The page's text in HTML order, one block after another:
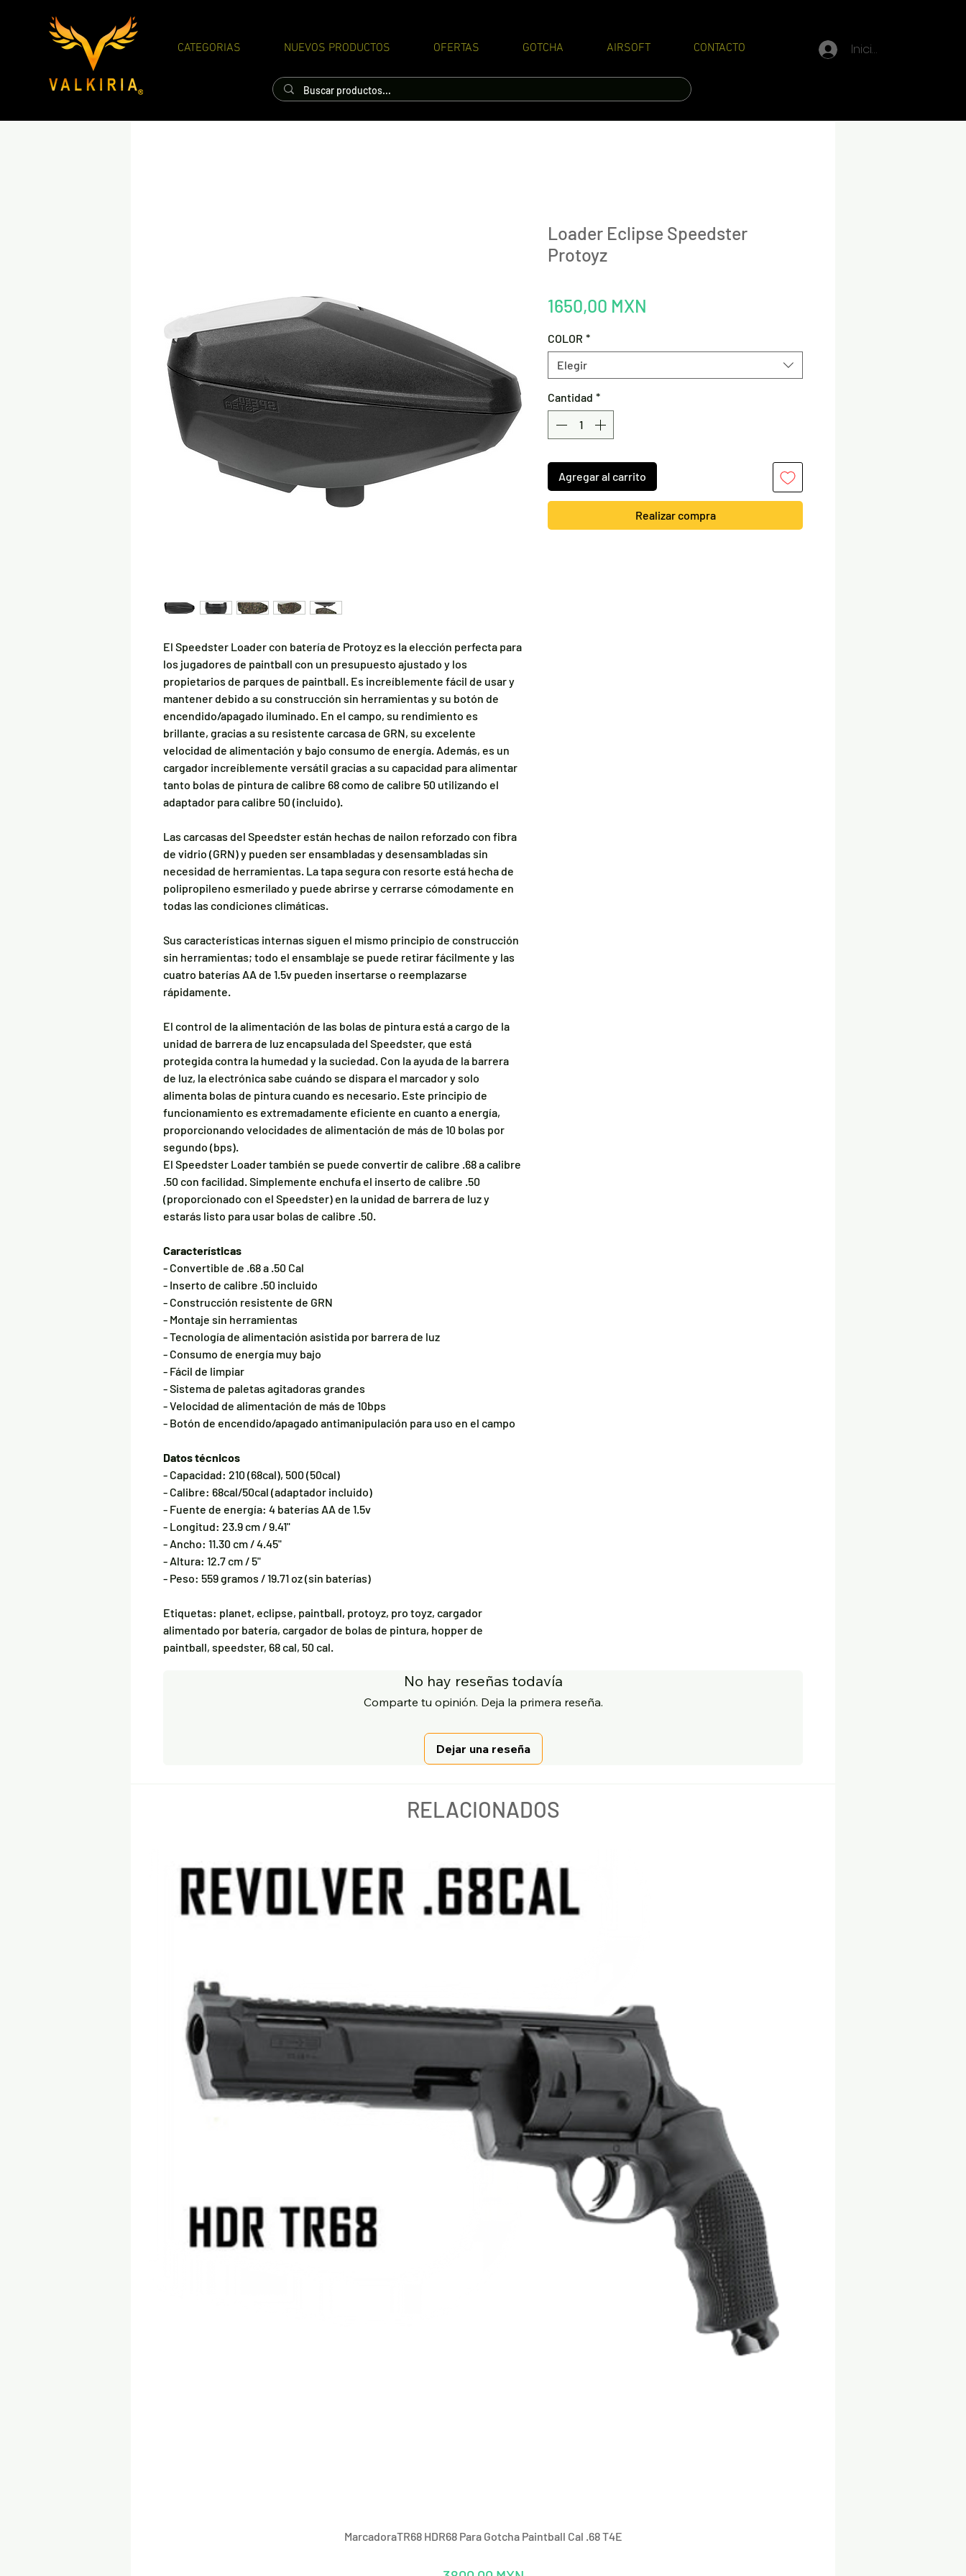
CATEGORIAS NUEVOS PRODUCTOS OFERTAS GOTCHA AIRSOFT CONTACTO Iniciar sesión
El Speedster Loader con batería de Protoyz es la elección perfecta para
los jugadores de paintball con un presupuesto ajustado y los
propietarios de parques de paintball. Es increíblemente fácil de usar y
mantener debido a su construcción sin herramientas y su botón de
encendido/apagado iluminado. En el campo, su rendimiento es
brillante, gracias a su resistente carcasa de GRN, su excelente
velocidad de alimentación y bajo consumo de energía. Además, es un
cargador increíblemente versátil gracias a su capacidad para alimentar
tanto bolas de pintura de calibre 68 como de calibre 50 utilizando el
adaptador para calibre 50 (incluido).
Las carcasas del Speedster están hechas de nailon reforzado con fibra
de vidrio (GRN) y pueden ser ensambladas y desensambladas sin
necesidad de herramientas. La tapa segura con resorte está hecha de
polipropileno esmerilado y puede abrirse y cerrarse cómodamente en
todas las condiciones climáticas.
Sus características internas siguen el mismo principio de construcción
sin herramientas; todo el ensamblaje se puede retirar fácilmente y las
cuatro baterías AA de 1.5v pueden insertarse o reemplazarse
rápidamente.
El control de la alimentación de las bolas de pintura está a cargo de la
unidad de barrera de luz encapsulada del Speedster, que está
protegida contra la humedad y la suciedad. Con la ayuda de la barrera
de luz, la electrónica sabe cuándo se dispara el marcador y solo
alimenta bolas de pintura cuando es necesario. Este principio de
funcionamiento es extremadamente eficiente en cuanto a energía,
proporcionando velocidades de alimentación de más de 10 bolas por
segundo (bps).
El Speedster Loader también se puede convertir de calibre .68 a calibre
.50 con facilidad. Simplemente enchufa el inserto de calibre .50
(proporcionado con el Speedster) en la unidad de barrera de luz y
estarás listo para usar bolas de calibre .50.
Características
- Convertible de .68 a .50 Cal
- Inserto de calibre .50 incluido
- Construcción resistente de GRN
- Montaje sin herramientas
- Tecnología de alimentación asistida por barrera de luz
- Consumo de energía muy bajo
- Fácil de limpiar
- Sistema de paletas agitadoras grandes
- Velocidad de alimentación de más de 10bps
- Botón de encendido/apagado antimanipulación para uso en el campo
Datos técnicos
- Capacidad: 210 (68cal), 500 (50cal)
- Calibre: 68cal/50cal (adaptador incluido)
- Fuente de energía: 4 baterías AA de 1.5v
- Longitud: 23.9 cm / 9.41"
- Ancho: 11.30 cm / 4.45"
- Altura: 12.7 cm / 5"
- Peso: 559 gramos / 19.71 oz (sin baterías)
Etiquetas: planet, eclipse, paintball, protoyz, pro toyz, cargador
alimentado por batería, cargador de bolas de pintura, hopper de
paintball, speedster, 68 cal, 50 cal.
Loader Eclipse Speedster
Protoyz
1650,00 MXN
COLOR *
Elegir
Cantidad *
Agregar al carrito
Realizar compra
No hay reseñas todavía
Comparte tu opinión. Deja la primera reseña.
Dejar una reseña
RELACIONADOS
Vista rápida
MarcadoraTR68 HDR68 Para Gotcha Paintball Cal .68 T4E